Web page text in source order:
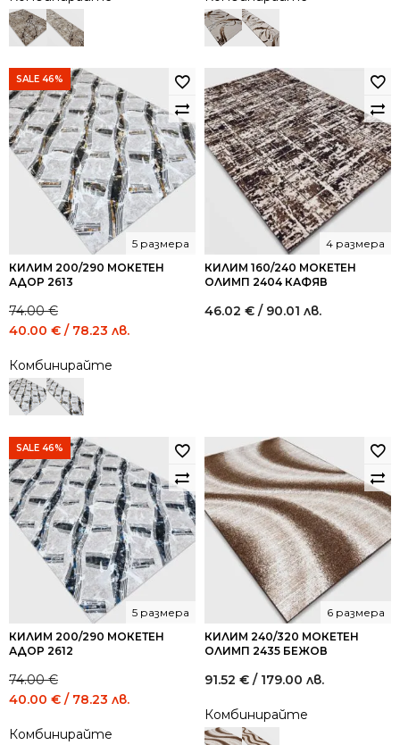
SALE 46%
КИЛИМ 200/290 МОКЕТЕН
АДОР 2613
5 размера
74.00€
Original
was:
74.00 €
/
лв..
40.00 € / 78.23 лв.
Комбинирайте
КИЛИМ 160/240 МОКЕТЕН
ОЛИМП 2404 КАФЯВ
4 размера
46.02 € / 90.01 лв.
SALE 46%
КИЛИМ 200/290 МОКЕТЕН
АДОР 2612
5 размера
74.00€
Original
was:
40.00 € / 78.23 лв.
Комбинирайте
КИЛИМ 240/320 МОКЕТЕН
ОЛИМП 2435 БЕЖОВ
6 размера
91.52 € / 179.00 лв.
Комбинирайте